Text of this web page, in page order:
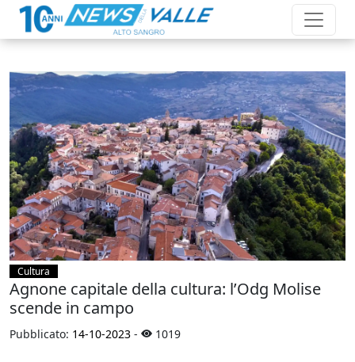
Cultura
Agnone capitale della cultura: l’Odg Molise
scende in campo
Pubblicato: 14-10-2023 - 1019